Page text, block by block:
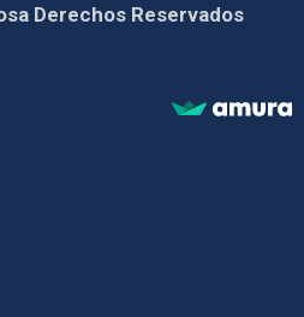
Derechos Reservados